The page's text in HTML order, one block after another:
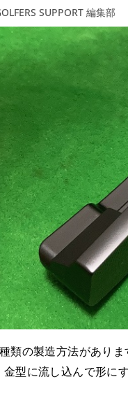
SUPPORT 編集部
類の製造方法があり
型に流し込んで形に